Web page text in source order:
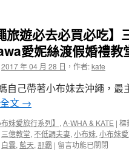
生
社
區
美
來！
ALLEZ
BiSTRO~
媽
旅遊必去必買必吃
愛妮絲渡假婚禮教
2017 年 04 月 28 日 ， 作者:kate
自己帶著小布妹去沖繩，最
文 →
布妹愛旅行系列】 , A-WHA & KATE | 標
三億教堂, 不低調夫妻, 小布妹, 小布妹
白雲, 藍天, 那霸 | 在
留言功能已關閉